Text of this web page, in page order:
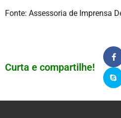
Fonte: Assessoria de Imprensa
Curta e compartilhe!